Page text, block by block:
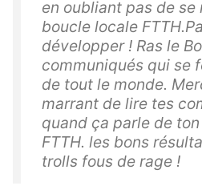
en oubliant pas de se
boucle locale
développer ! Ras le
communiqués qui se
de tout le monde.
marrant de lire tes
quand ça parle de
FTTH. les bons
trolls fous de rage !